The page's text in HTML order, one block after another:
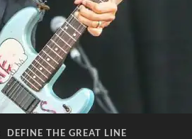
DEFINE THE GREAT LINE